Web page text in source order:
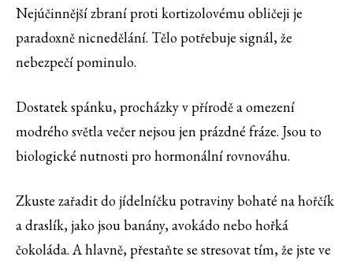
Nejúčinnější zbraní proti kortizolovému obličeji je
paradoxně nicnedělání. Tělo potřebuje signál, že
nebezpečí pominulo.
Dostatek spánku, procházky v přírodě a omezení
modrého světla večer nejsou jen prázdné fráze. Jsou to
biologické nutnosti pro hormonální rovnováhu.
Zkuste zařadit do jídelníčku potraviny bohaté na hořčík
a draslík, jako jsou banány, avokádo nebo hořká
čokoláda. A hlavně, přestaňte se stresovat tím, že jste ve